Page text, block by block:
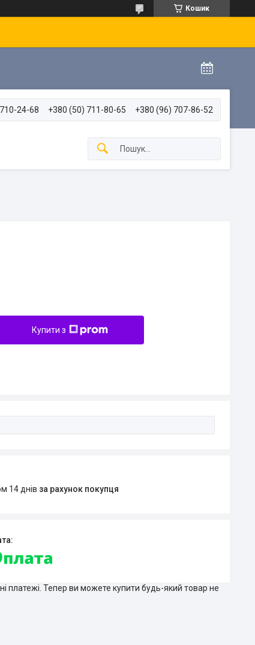
Кошик
24-68 +380 (50) 711-80-65 +380 (96) 707-86-52
Купити з
14 днів за рахунок покупця
платежі. Тепер ви можете купити будь-який товар не